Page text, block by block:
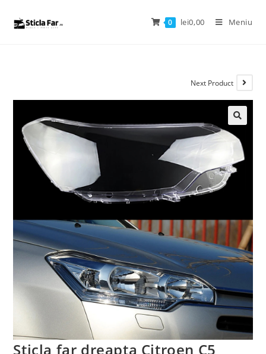
0 lei0,00 Meniu
Next Product
🔍
Sticla far dreapta Citroen C5